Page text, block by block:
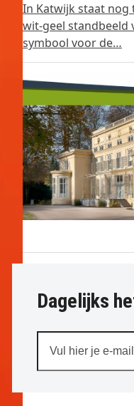
In Katwijk staat nog
wit-geel standbeeld
symbool voor de…
Dagelijks
hier
je